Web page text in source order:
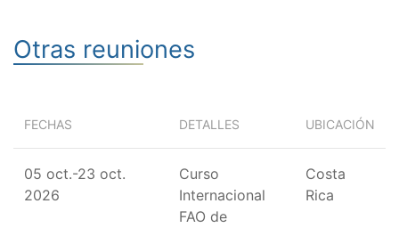
Otras reuniones
FECHAS DETALLES UBICACIÓN
05 oct.-23 oct.
2026
Curso
Internacional
FAO de
Costa
Rica